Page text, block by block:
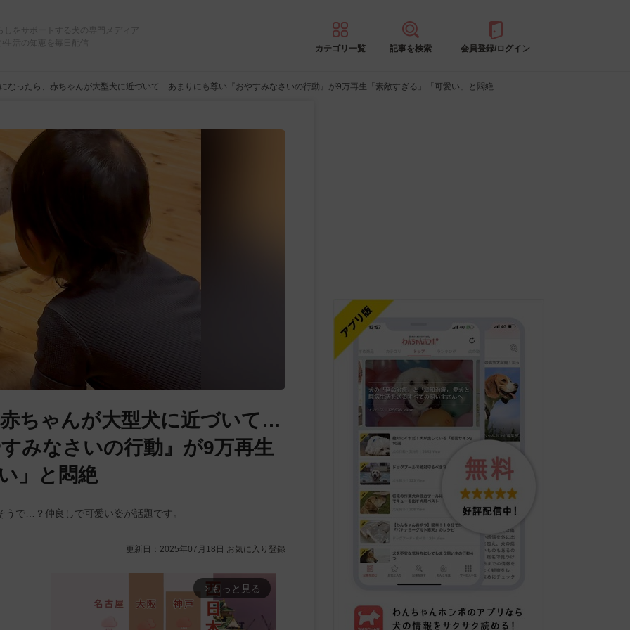
をサポートする犬の専門メディア
活の知恵を毎日配信
カテゴリ一覧 記事を検索 会員登録/ログイン
なったら、赤ちゃんが大型犬に近づいて…あまりにも尊い『おやすみなさいの行動』が9万再生「素敵すぎる」「可愛い」と悶絶
ちゃんが大型犬に近づいて…
みなさいの行動』が9万再生
」と悶絶
で…？仲良しで可愛い姿が話題です。
更新日： 2025年07月18日 お気に入り登録
arrow_forward_ios もっと見る